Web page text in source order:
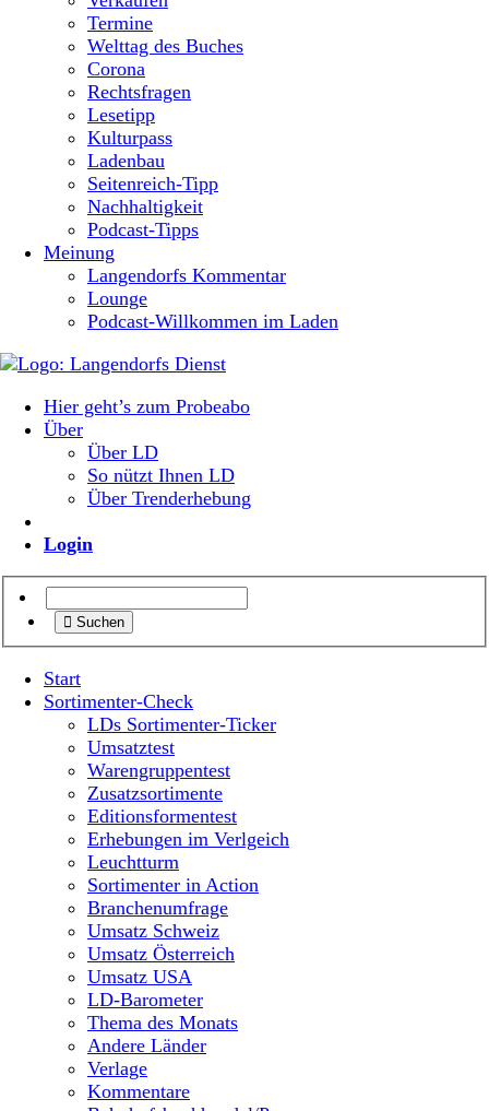
Termine
Welttag des Buches
Corona
Rechtsfragen
Lesetipp
Kulturpass
Ladenbau
Seitenreich-Tipp
Nachhaltigkeit
Podcast-Tipps
Meinung
Langendorfs Kommentar
Lounge
Podcast-Willkommen im Laden
Hier geht’s zum Probeabo
Über
Über LD
So nützt Ihnen LD
Über Trenderhebung
Login
Suchen
Start
Sortimenter-Check
LDs Sortimenter-Ticker
Umsatztest
Warengruppentest
Zusatzsortimente
Editionsformentest
Erhebungen im Verlgeich
Leuchtturm
Sortimenter in Action
Branchenumfrage
Umsatz Schweiz
Umsatz Österreich
Umsatz USA
LD-Barometer
Thema des Monats
Andere Länder
Verlage
Kommentare